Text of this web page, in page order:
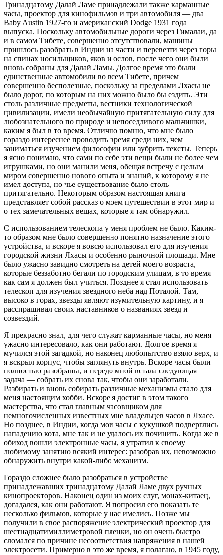
Тринадцатому Далай Ламе принадлежали также карманные
часы, проектор для кинофильмов и три автомобиля — два
Baby Austin 1927-го и американский Dodge 1931 года
выпуска. Поскольку автомобильные дороги через Гималаи, да
и в самом Тибете, совершенно отсутствовали, машины
пришлось разобрать в Индии на части и перевезти через горы
на спинах носильщиков, яков и ослов, после чего они были
вновь собраны для Далай Ламы. Долгое время это были
единственные автомобили во всем Тибете, причем
совершенно бесполезные, поскольку за пределами Лхасы не
было дорог, по которым на них можно было бы ездить. Эти
столь различные предметы, вестники технологической
цивилизации, имели необычайную притягательную силу для
любознательного по природе и непоседливого мальчишки,
каким я был в то время. Отлично помню, что мне было
гораздо интереснее проводить время среди них, чем
заниматься изучением философии или зубрить тексты. Теперь
я ясно понимаю, что сами по себе эти вещи были не более чем
игрушками, но они манили меня, обещая встречу с целым
миром совершенно нового опыта и знаний, к которому я не
имел доступа, но чье существование было столь
притягательно. Некоторым образом настоящая книга
представляет собой рассказ о моем путешествии в этот мир и
о тех замечательных вещах, которые я там обнаружил.
С использованием телескопа у меня проблем не было. Каким-
то образом мне было совершенно понятно назначение этого
устройства, и вскоре я вовсю использовал его для изучения
городской жизни Лхасы и особенно рыночной площади. Мне
было ужасно завидно смотреть на детей моего возраста,
которые беззаботно бегали по городским улицам, в то время
как сам я должен был учиться. Позднее я стал использовать
телескоп для изучения звездного неба над Поталой. Там,
высоко в горах, звезды являют изумительную картину, и я
расспрашивал своих наставников о названиях звезд и
созвездий.
Я прекрасно знал, для чего служат карманные часы, но меня
ужасно интересовало, как они работают. Долгое время я
мучился этой загадкой, но наконец любопытство взяло верх, и
я вскрыл корпус, чтобы заглянуть внутрь. Вскоре часы были
полностью разобраны, и передо мной встала следующая
задача — собрать их снова так, чтобы они заработали.
Разбирать и вновь собирать различные механизмы стало для
меня настоящим хобби. Вскоре я достиг в этом такого
мастерства, что стал главным часовщиком для
немногочисленных известных мне владельцев часов в Лхасе.
Но позднее, в Индии, когда мои часы с кукушкой подверглись
нападению кота, мне так и не удалось их починить. Когда же в
обиход вошли электронные часы, я утратил к своему
любимому занятию всякий интерес: разобрав их, невозможно
обнаружить внутри какой-либо механизм.
Гораздо сложнее было разобраться в устройстве
принадлежавших тринадцатому Далай Ламе двух ручных
кинопроекторов. Наконец один из моих слуг, монах-китаец,
догадался, как они работают. Я попросил его показать те
несколько фильмов, которые у нас имелись. Позже мы
получили в свое распоряжение электрический проектор для
шестнадцатимиллиметровой пленки, но он очень быстро
сломался по причине несоответствия напряжения в нашей
электросети. Примерно в это же время, я полагаю, в 1945 году,